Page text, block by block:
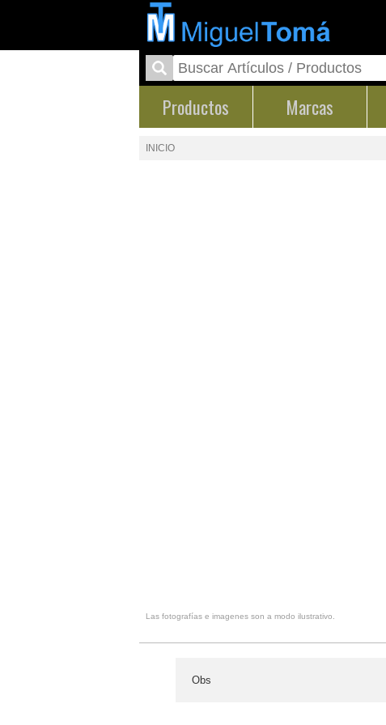
Productos Marcas
INICIO
Las fotografías e imagenes son a modo ilustrativo.
Obs